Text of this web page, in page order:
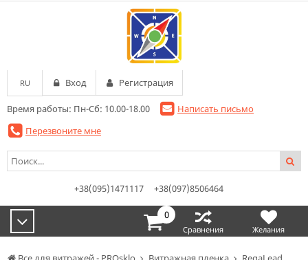
Время работы: Пн-Сб: 10.00-18.00
Написать письмо
Перезвоните мне
RU Вход Регистрация
+38(095)1471117 +38(097)8506464
0
Сравнения Желания